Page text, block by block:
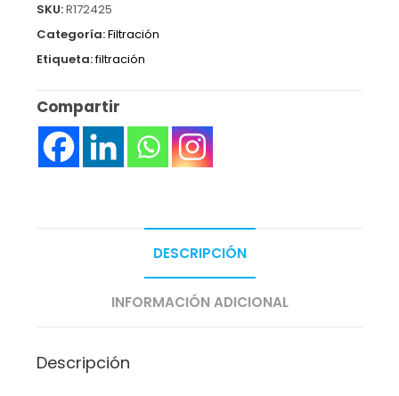
SKU:R172425
Categoría:Filtración
Etiqueta:filtración
Compartir
DESCRIPCIÓN
INFORMACIÓN ADICIONAL
Descripción